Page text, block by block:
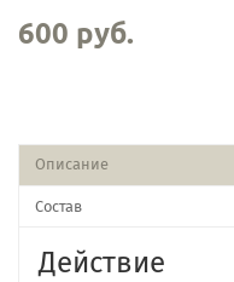
600 руб.
Описание
Состав
Действие